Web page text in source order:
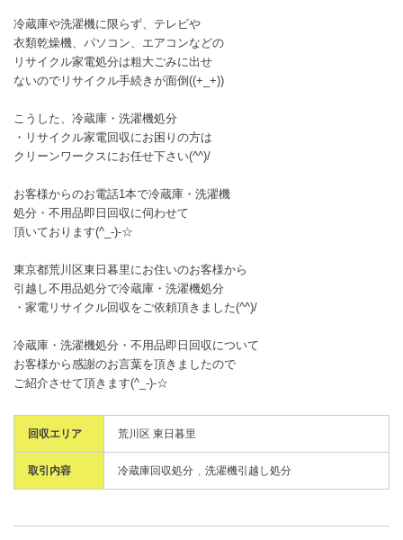
冷蔵庫や洗濯機に限らず、テレビや
衣類乾燥機、パソコン、エアコンなどの
リサイクル家電処分は粗大ごみに出せ
ないのでリサイクル手続きが面倒((+_+))
こうした、冷蔵庫・洗濯機処分
・リサイクル家電回収にお困りの方は
クリーンワークスにお任せ下さい(^^)/
お客様からのお電話1本で冷蔵庫・洗濯機
処分・不用品即日回収に伺わせて
頂いております(^_-)-☆
東京都荒川区東日暮里にお住いのお客様から
引越し不用品処分で冷蔵庫・洗濯機処分
・家電リサイクル回収をご依頼頂きました(^^)/
冷蔵庫・洗濯機処分・不用品即日回収について
お客様から感謝のお言葉を頂きましたので
ご紹介させて頂きます(^_-)-☆
回収エリア 荒川区 東日暮里
取引内容 冷蔵庫回収処分 洗濯機引越し処分